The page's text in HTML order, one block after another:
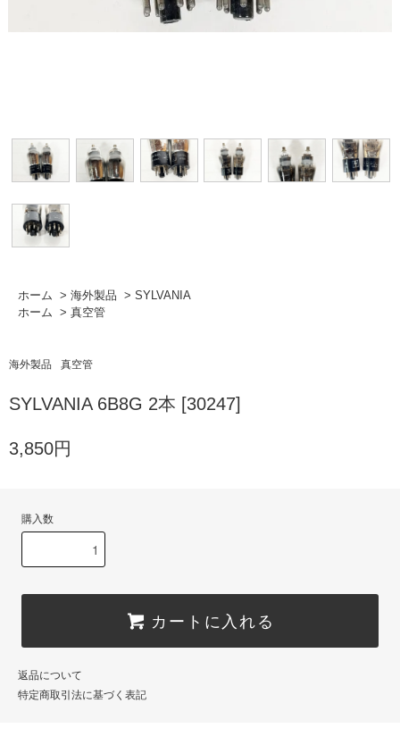
ホーム > 海外製品 > SYLVANIA
ホーム > 真空管
海外製品 真空管
SYLVANIA 6B8G 2本 [30247]
3,850円
購入数
カートに入れる
返品について
特定商取引法に基づく表記